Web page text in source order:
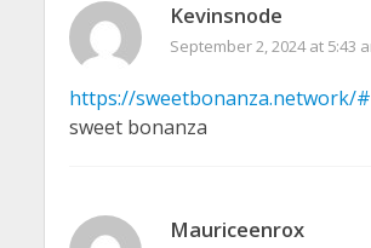
Kevinsnode
September 2, 2024 at 5:43
https://sweetbonanza.network/#
sweet bonanza
Mauriceenrox